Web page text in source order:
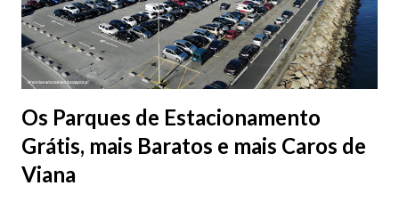
Os Parques de Estacionamento
Grátis, mais Baratos e mais Caros de
Viana